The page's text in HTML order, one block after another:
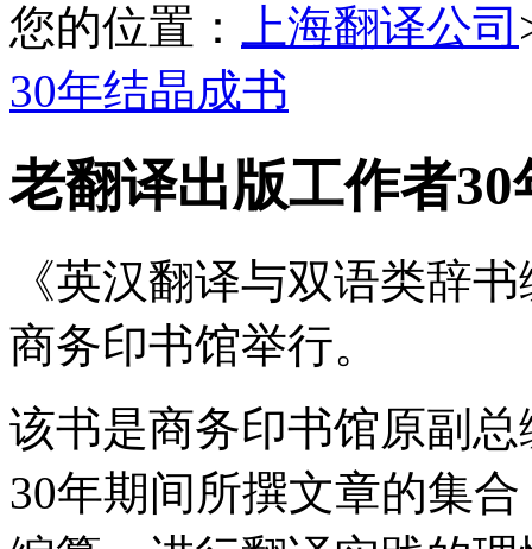
您的位置： 上海翻译公司
30年结晶成书
老翻译出版工作者
《英汉翻译与双语类辞
商务印书馆举行。
该书是商务印书馆原副
30年期间所撰文章的集